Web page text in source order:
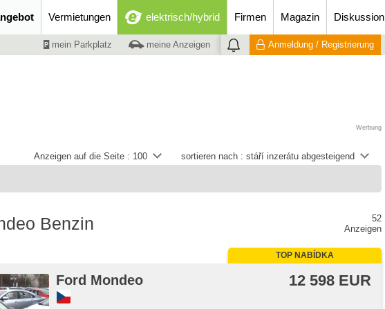
Vermietungen elektrisch/hybrid Firmen Magazin Diskussion
mein Parkplatz meine Anzeigen Anmeldung / Registrierung
Werbung
sortieren nach : stáří inzerátu abgesteigend
Anzeigen auf die Seite : 100
Benzin
52
Anzeigen
TOP NABÍDKA
Ford Mondeo 12 598 EUR